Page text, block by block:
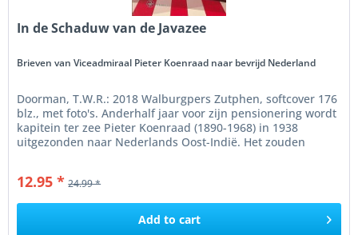
In de Schaduw van de Javazee
Brieven van Viceadmiraal Pieter Koenraad naar bevrijd Nederland
Doorman, T.W.R.: 2018 Walburgpers Zutphen, softcover 176
blz., met foto's. Anderhalf jaar voor zijn pensionering wordt
kapitein ter zee Pieter Koenraad (1890-1968) in 1938
uitgezonden naar Nederlands Oost-Indië. Het zouden
12.95 * 24.99 *
Add to cart